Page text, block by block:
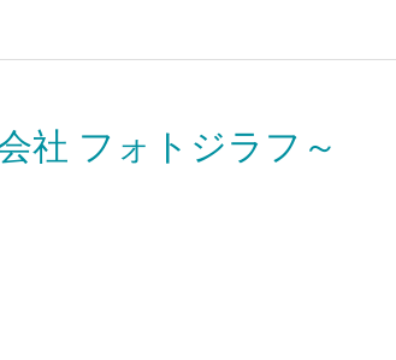
社 フォトジラフ～